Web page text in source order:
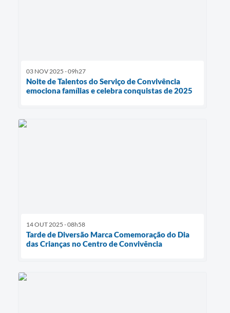
03 NOV 2025 - 09h27
Noite de Talentos do Serviço de Convivência
emociona famílias e celebra conquistas de 2025
14 OUT 2025 - 08h58
Tarde de Diversão Marca Comemoração do Dia
das Crianças no Centro de Convivência